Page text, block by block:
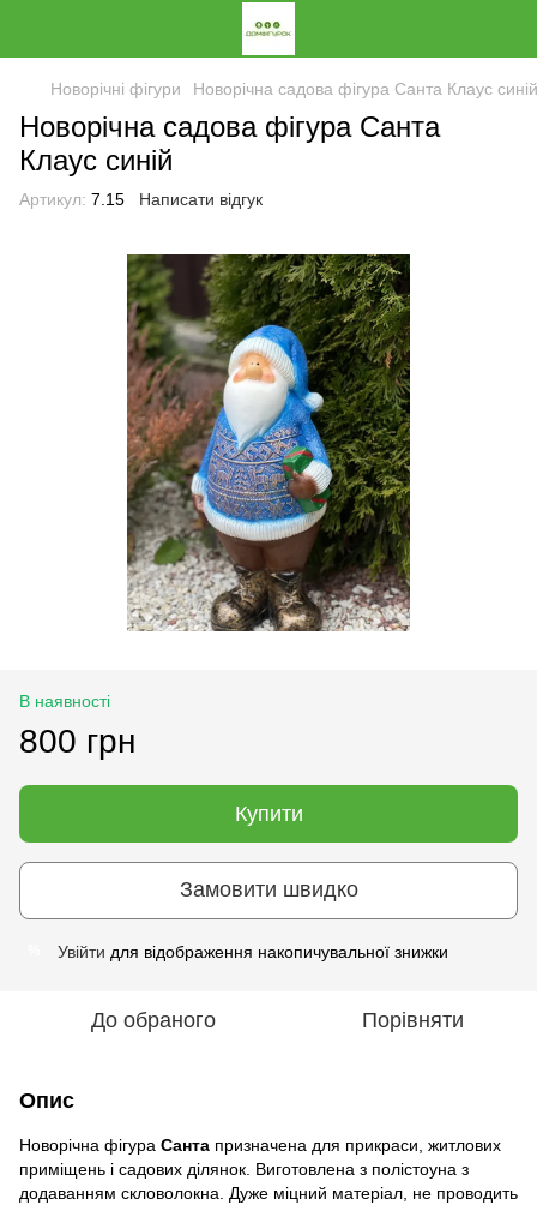
Новорічні фігури Новорічна садова фігура Санта Клаус синій
Новорічна садова фігура Санта
Клаус синій
Артикул: 7.15 Написати відгук
В наявності
800 грн
Купити
Замовити швидко
Увійти для відображення накопичувальної знижки
До обраного Порівняти
Опис
Новорічна фігура Санта призначена для прикраси, житлових
приміщень і садових ділянок. Виготовлена ​​з полістоуна з
додаванням скловолокна. Дуже міцний матеріал, не проводить